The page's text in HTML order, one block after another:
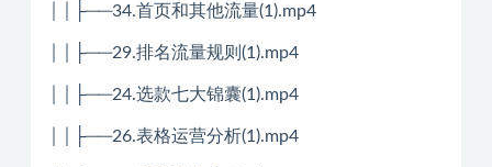
││├──34.首页和其他流量(1).mp4
││├──29.排名流量规则(1).mp4
││├──24.选款七大锦囊(1).mp4
││├──26.表格运营分析(1).mp4